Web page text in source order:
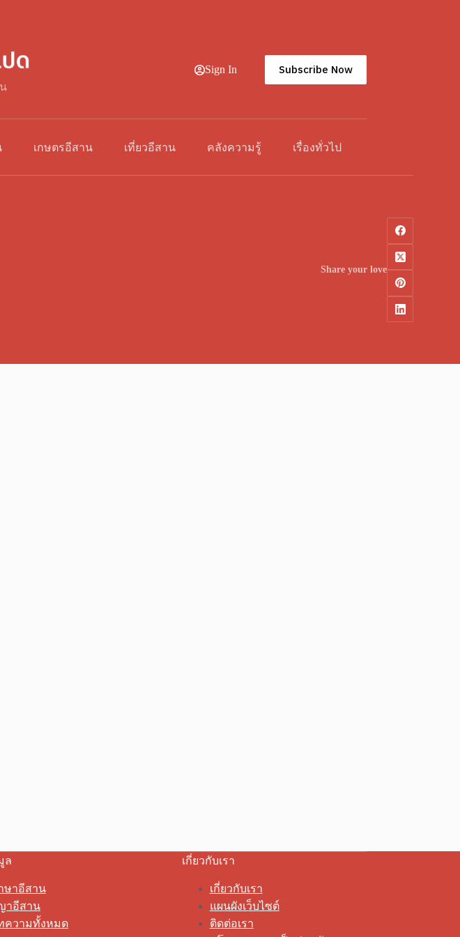
Sign In Subscribe Now
เกษตรอีสาน เที่ยวอีสาน คลังความรู้ เรื่องทั่วไป
Share your love
ล
ษาอีสาน
าอีสาน
ความทั้งหมด
เกี่ยวกับเรา
เกี่ยวกับเรา
แผนผังเว็บไซต์
ติดต่อเรา